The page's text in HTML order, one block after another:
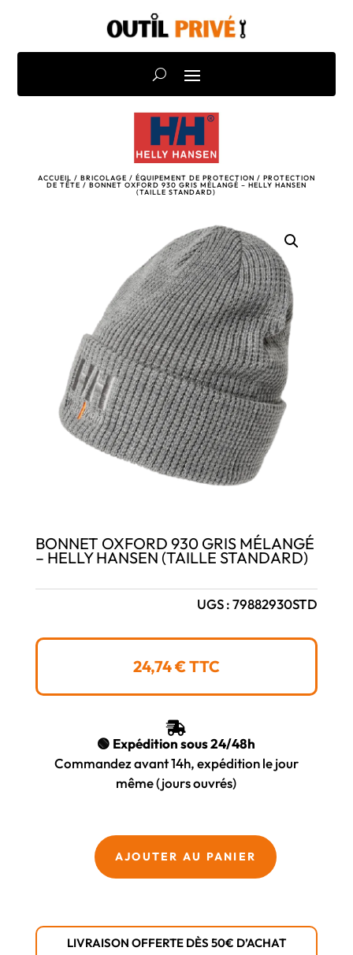
ACCUEIL / BRICOLAGE / ÉQUIPEMENT DE PROTECTION / PROTECTION
DE TÊTE / BONNET OXFORD 930 GRIS MÉLANGÉ – HELLY HANSEN
(TAILLE STANDARD)
BONNET OXFORD 930 GRIS MÉLANGÉ
– HELLY HANSEN (TAILLE STANDARD)
UGS :79882930STD
24,74€TTC

🟢 Expédition sous 24/48h
Commandez avant 14h, expédition le jour
même (jours ouvrés)
930
AJOUTER AU PANIER
LIVRAISON OFFERTE DÈS 50€ D’ACHAT